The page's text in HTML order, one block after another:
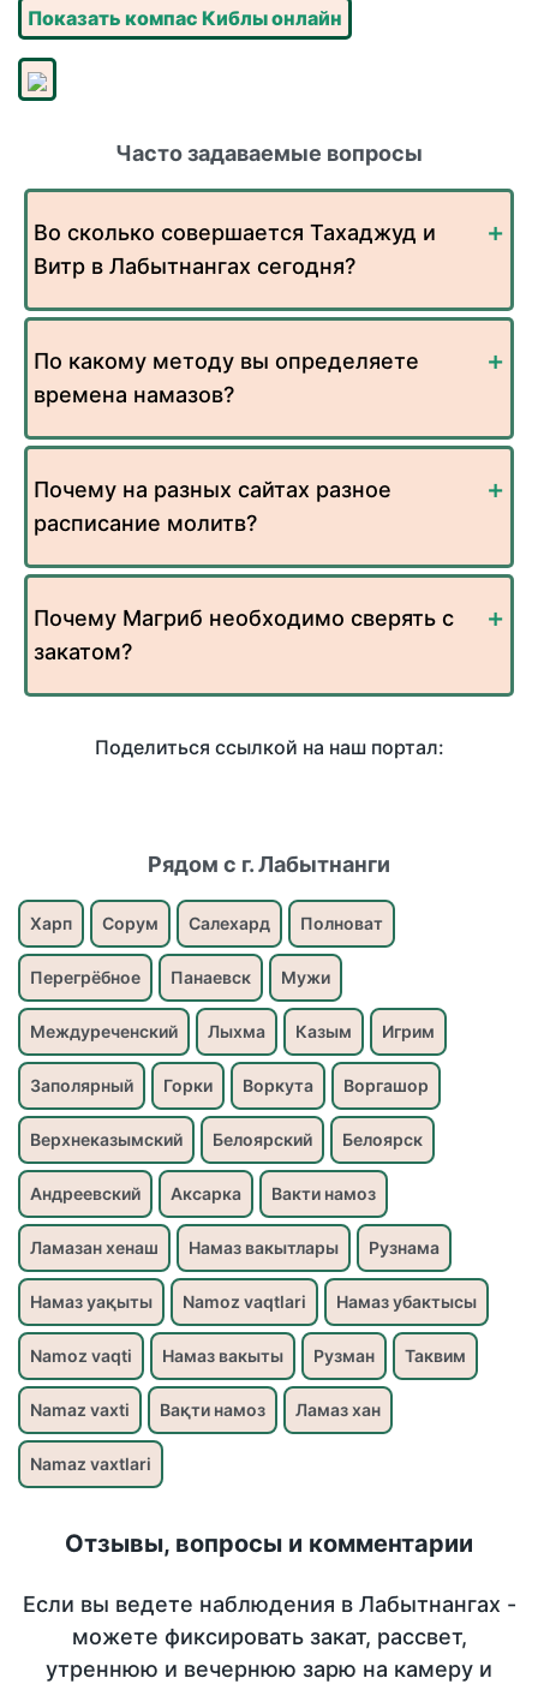
Показать компас Киблы онлайн
Часто задаваемые вопросы
Во сколько совершается Тахаджуд и
Витр в Лабытнангах сегодня?
По какому методу вы определяете
времена намазов?
Почему на разных сайтах разное
расписание молитв?
Почему Магриб необходимо сверять с
закатом?
Поделиться ссылкой на наш портал:
Рядом с г. Лабытнанги
Харп Сорум Салехард Полноват
Перегрёбное Панаевск Мужи
Междуреченский Лыхма Казым Игрим
Заполярный Горки Воркута Воргашор
Верхнеказымский Белоярский Белоярск
Андреевский Аксарка Вакти намоз
Ламазан хенаш Намаз вакытлары Рузнама
Намаз уақыты Namoz vaqtlari Намаз убактысы
Namoz vaqti Намаз вакыты Рузман Таквим
Namaz vaxti Вақти намоз Ламаз хан
Namaz vaxtlari
Отзывы, вопросы и комментарии
Если вы ведете наблюдения в Лабытнангах -
можете фиксировать закат, рассвет,
утреннюю и вечернюю зарю на камеру и